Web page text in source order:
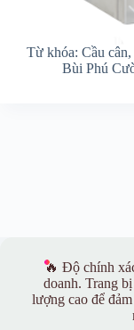
Từ khóa: Cầu
Bùi Phú
🔥 Độ chính
doanh. Trang